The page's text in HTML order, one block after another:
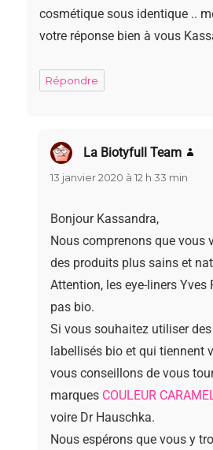
cosmétique sous identique ..
votre réponse bien à vous
Répondre
La Biotyfull Team
13 janvier 2020 à 12 h 33 min
Bonjour Kassandra,
Nous comprenons que vous
des produits plus sains et
Attention, les eye-liners Yves
pas bio.
Si vous souhaitez utiliser
labellisés bio et qui tiennent
vous conseillons de vous
marques COULEUR
voire Dr Hauschka.
Nous espérons que vous y